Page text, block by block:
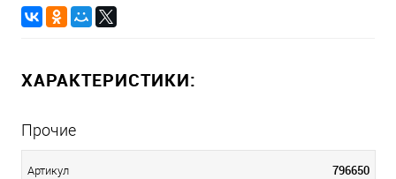
ХАРАКТЕРИСТИКИ:
Прочие
Артикул 796650